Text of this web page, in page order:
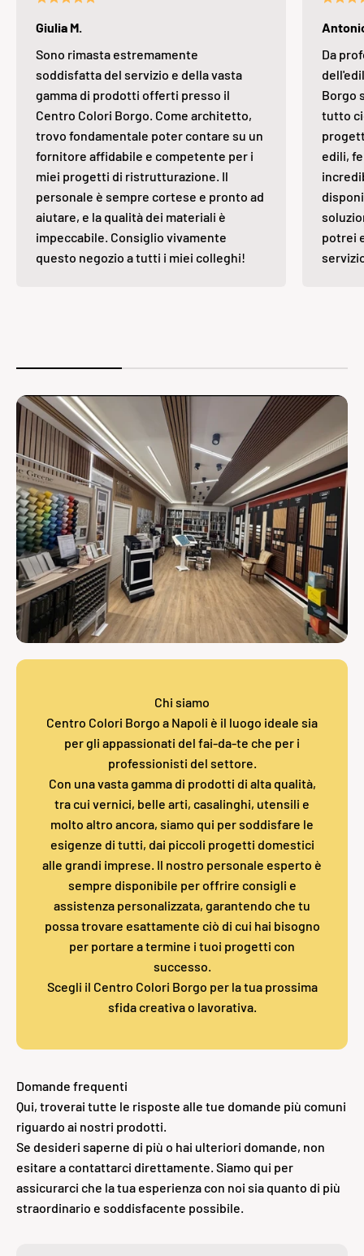
Giulia M.
Sono rimasta estremamente
soddisfatta del servizio e della vasta
gamma di prodotti offerti presso il
Centro Colori Borgo. Come architetto,
trovo fondamentale poter contare su un
fornitore affidabile e competente per i
miei progetti di ristrutturazione. Il
personale è sempre cortese e pronto ad
aiutare, e la qualità dei materiali è
impeccabile. Consiglio vivamente
questo negozio a tutti i miei colleghi!
Da
Borgo
tutto
edili,
potrei
Chi siamo
Centro Colori Borgo a Napoli è il luogo ideale sia
per gli appassionati del fai-da-te che per i
professionisti del settore.
Con una vasta gamma di prodotti di alta qualità,
tra cui vernici, belle arti, casalinghi, utensili e
molto altro ancora, siamo qui per soddisfare le
esigenze di tutti, dai piccoli progetti domestici
alle grandi imprese. Il nostro personale esperto è
sempre disponibile per offrire consigli e
assistenza personalizzata, garantendo che tu
possa trovare esattamente ciò di cui hai bisogno
per portare a termine i tuoi progetti con
successo.
Scegli il Centro Colori Borgo per la tua prossima
sfida creativa o lavorativa.
Domande frequenti
Qui, troverai tutte le risposte alle tue domande più comuni
riguardo ai nostri prodotti.
Se desideri saperne di più o hai ulteriori domande, non
esitare a contattarci direttamente. Siamo qui per
assicurarci che la tua esperienza con noi sia quanto di più
straordinario e soddisfacente possibile.